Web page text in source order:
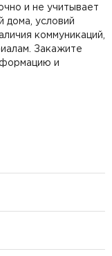
и не учитывает
дома, условий
коммуникаций,
Закажите
и